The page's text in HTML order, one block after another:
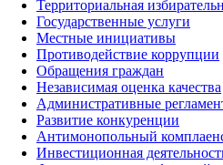
Территориальная
Государственные услуги
Местные инициативы
Противодействие коррупции
Обращения граждан
Независимая оценка качества
Административные
Развитие конкуренции
Антимонопольный
Инвестиционная